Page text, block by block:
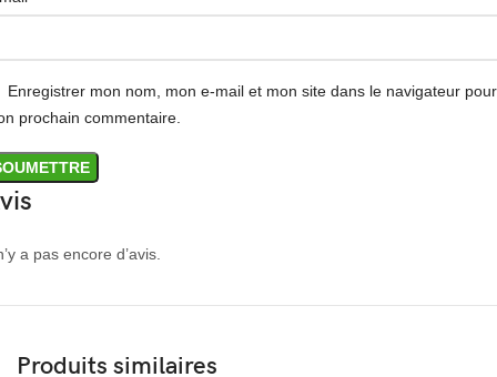
a pas encore d’avis.
Enregistrer mon nom, mon e-mail et mon site dans le navigateur pour
prochain commentaire.
Produits similaires